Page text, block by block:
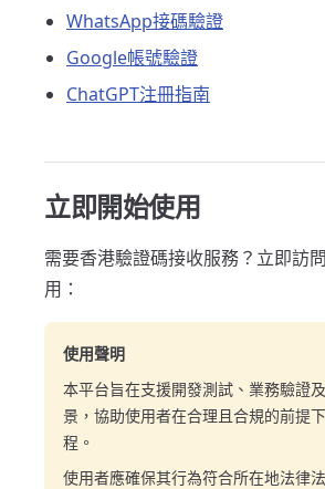
WhatsApp接碼驗證
Google帳號驗證
ChatGPT注冊指南
立即開始使用
需要香港驗證碼接收服務？立即訪
用：
使用聲明
本平台旨在支援開發測試、業務驗證
景，協助使用者在合理且合規的前提
程。
使用者應確保其行為符合所在地法律